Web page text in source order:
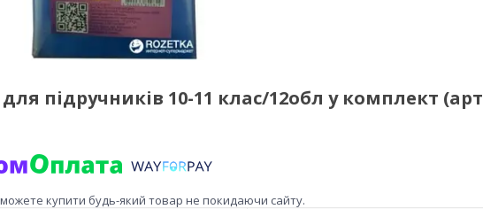
підручників 10-11 клас/12обл у комплект (арт
можете купити будь-який товар не покидаючи сайту.